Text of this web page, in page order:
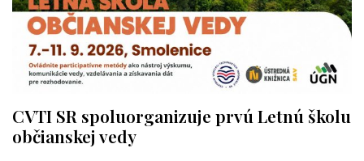
CVTI SR spoluorganizuje prvú Letnú školu
občianskej vedy